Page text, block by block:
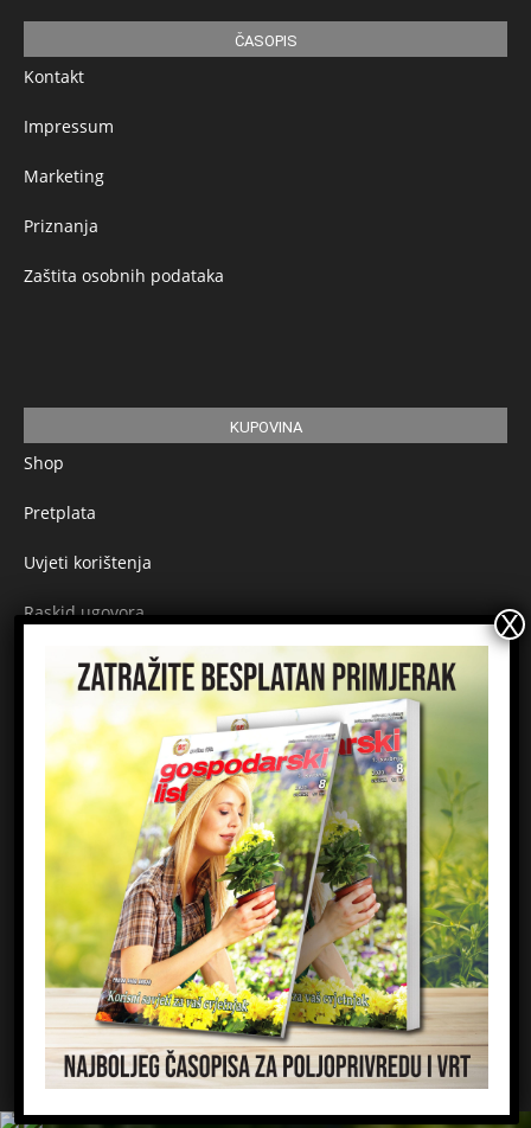
ČASOPIS
Kontakt
Impressum
Marketing
Priznanja
Zaštita osobnih podataka
KUPOVINA
Shop
Pretplata
Uvjeti korištenja
Raskid ugovora
Načini plaćanja
Sigurnost plaćanja
Prijavite se na newsletter
Email